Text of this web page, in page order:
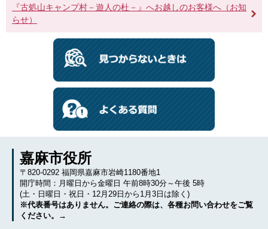
『古処山キャンプ村－遊人の杜－』へお越しのお客様へ（お知
らせ）
嘉麻市役所
〒820-0292 福岡県嘉麻市岩崎1180番地1
開庁時間：月曜日から金曜日 午前8時30分～午後 5時
(土・日曜日・祝日・12月29日から1月3日は除く)
※代表番号はありません。ご連絡の際は、各種お問い合わせをご覧
ください。→